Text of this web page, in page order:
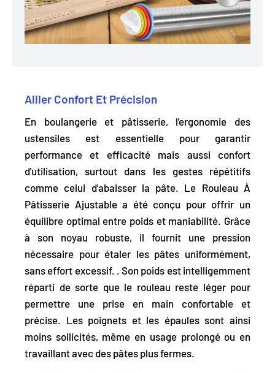
Allier Confort Et Précision
En boulangerie et pâtisserie, l'ergonomie des
ustensiles est essentielle pour garantir
performance et efficacité mais aussi confort
d'utilisation, surtout dans les gestes répétitifs
comme celui d'abaisser la pâte. Le Rouleau À
Pâtisserie Ajustable a été conçu pour offrir un
équilibre optimal entre poids et maniabilité . Grâce
à son noyau robuste, il fournit une pression
nécessaire pour étaler les pâtes uniformément,
sans effort excessif. . Son poids est intelligemment
réparti de sorte que le rouleau reste léger pour
permettre une prise en main confortable et
précise. Les poignets et les épaules sont ainsi
moins sollicités, même en usage prolongé ou en
travaillant avec des pâtes plus fermes.